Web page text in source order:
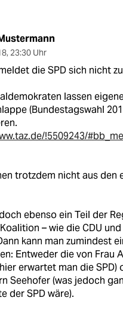
, 23:30 Uhr
die SPD sich nicht
lassen
(Bundestagswahl
!5509243/
trotzdem nicht aus den
ebenso ein Teil der
– wie die CDU und
kann man zumindest
Entweder die von Frau
erwartet man die SPD)
Seehofer (was jedoch
der SPD wäre).